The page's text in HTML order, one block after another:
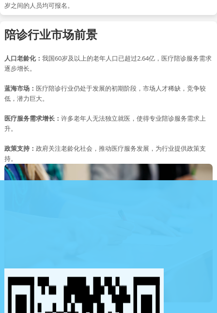
岁之间的人员均可报名。
陪诊行业市场前景
人口老龄化： 我国60岁及以上的老年人口已超过2.64亿，医疗陪诊服务需求
逐步增长。
蓝海市场： 医疗陪诊行业仍处于发展的初期阶段，市场人才稀缺，竞争较
低，潜力巨大。
医疗服务需求增长： 许多老年人无法独立就医，使得专业陪诊服务需求上
升。
政策支持： 政府关注老龄化社会，推动医疗服务发展，为行业提供政策支
持。